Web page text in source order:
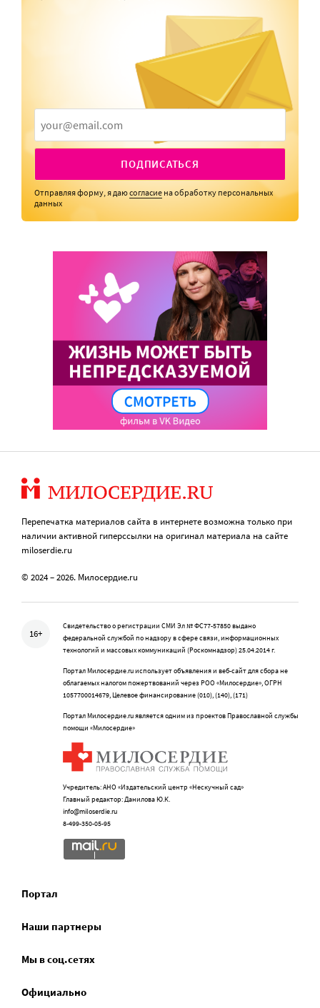
ПОДПИСАТЬСЯ
Отправляя форму, я даюсогласие на обработку персональных
данных
Перепечатка материалов сайта в интернете возможна только при
наличии активной гиперссылки на оригинал материала на сайте
miloserdie.ru
© 2024 – 2026. Милосердие.ru
16+
Свидетельство о регистрации СМИ Эл № ФС77-57850 выдано
федеральной службой по надзору в сфере связи, информационных
технологий и массовых коммуникаций (Роскомнадзор) 25.04.2014 г.
Портал Милосердие.ru использует объявления и веб-сайт для сбора не
облагаемых налогом пожертвований через РОО «Милосердие», ОГРН
1057700014679, Целевое финансирование (010), (140), (171)
Портал Милосердие.ru является одним из проектов Православной службы
помощи «Милосердие»
Учредитель: АНО «Издательский центр «Нескучный сад»
Главный редактор: Данилова Ю.К.
info@miloserdie.ru
8-499-350-05-95
Портал
Наши партнеры
Мы в соц.сетях
Официально